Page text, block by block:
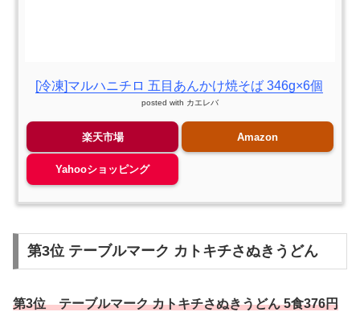
[冷凍]マルハニチロ 五目あんかけ焼そば 346g×6個
posted with カエレバ
楽天市場 Amazon
Yahooショッピング
第3位 テーブルマーク カトキチさぬきうどん
第3位 テーブルマーク カトキチさぬきうどん 5食376円